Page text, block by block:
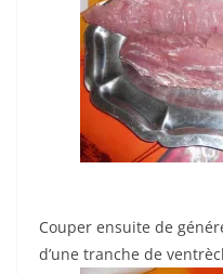
Couper ensuite de
d’une tranche de